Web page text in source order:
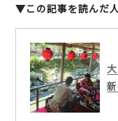
▼この記事を読んだ